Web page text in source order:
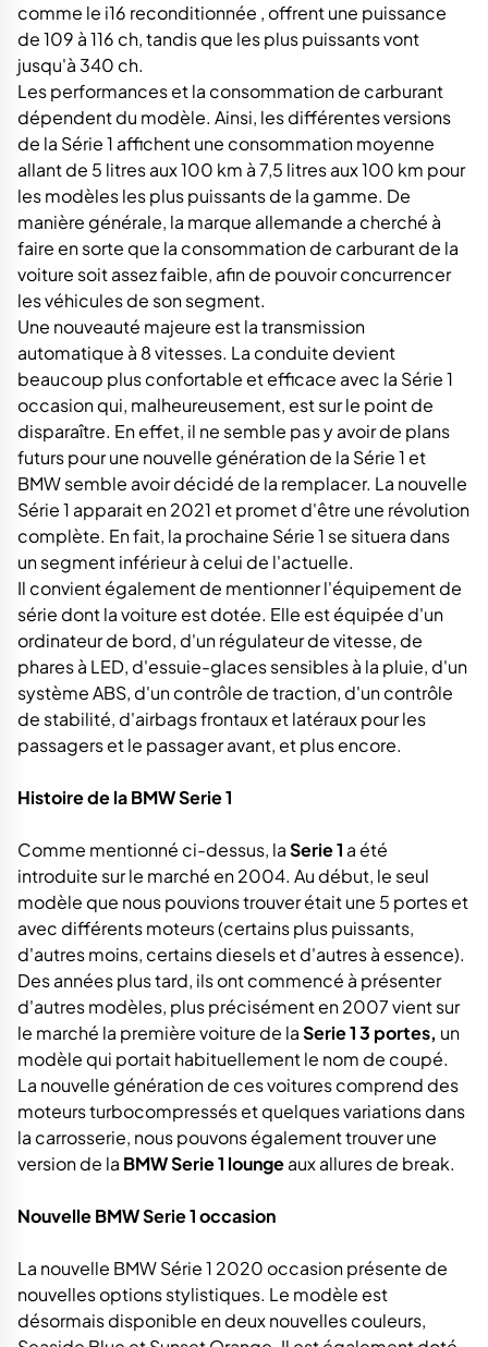
comme le i16 reconditionnée , offrent une puissance
de 109 à 116 ch, tandis que les plus puissants vont
jusqu'à 340 ch.
Les performances et la consommation de carburant
dépendent du modèle. Ainsi, les différentes versions
de la Série 1 affichent une consommation moyenne
allant de 5 litres aux 100 km à 7,5 litres aux 100 km pour
les modèles les plus puissants de la gamme. De
manière générale, la marque allemande a cherché à
faire en sorte que la consommation de carburant de la
voiture soit assez faible, afin de pouvoir concurrencer
les véhicules de son segment.
Une nouveauté majeure est la transmission
automatique à 8 vitesses. La conduite devient
beaucoup plus confortable et efficace avec la Série 1
occasion qui, malheureusement, est sur le point de
disparaître. En effet, il ne semble pas y avoir de plans
futurs pour une nouvelle génération de la Série 1 et
BMW semble avoir décidé de la remplacer. La nouvelle
Série 1 apparait en 2021 et promet d'être une révolution
complète. En fait, la prochaine Série 1 se situera dans
un segment inférieur à celui de l'actuelle.
Il convient également de mentionner l'équipement de
série dont la voiture est dotée. Elle est équipée d'un
ordinateur de bord, d'un régulateur de vitesse, de
phares à LED, d'essuie-glaces sensibles à la pluie, d'un
système ABS, d'un contrôle de traction, d'un contrôle
de stabilité, d'airbags frontaux et latéraux pour les
passagers et le passager avant, et plus encore.
Histoire de la BMW Serie 1
Comme mentionné ci-dessus, laSerie 1 a été
introduite sur le marché en 2004. Au début, le seul
modèle que nous pouvions trouver était une 5 portes et
avec différents moteurs (certains plus puissants,
d'autres moins, certains diesels et d'autres à essence).
Des années plus tard, ils ont commencé à présenter
d'autres modèles, plus précisément en 2007 vient sur
le marché la première voiture de laSerie 1 3 portes, un
modèle qui portait habituellement le nom de coupé.
La nouvelle génération de ces voitures comprend des
moteurs turbocompressés et quelques variations dans
la carrosserie, nous pouvons également trouver une
version de la BMW Serie 1 loungeaux allures de break.
Nouvelle BMW Serie 1 occasion
La nouvelle BMW Série 1 2020 occasion présente de
nouvelles options stylistiques. Le modèle est
désormais disponible en deux nouvelles couleurs,